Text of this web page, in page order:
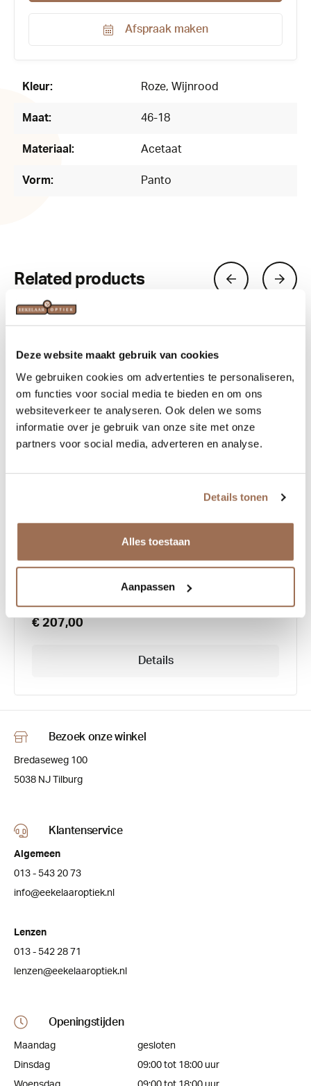
Deze website maakt gebruik van cookies
We gebruiken cookies om advertenties te personaliseren,
om functies voor social media te bieden en om ons
websiteverkeer te analyseren. Ook delen we soms
informatie over je gebruik van onze site met onze
partners voor social media, adverteren en analyse.
Details tonen
Alles toestaan
Aanpassen
Afspraak maken
Kleur:
Roze, Wijnrood
Maat: 46-18
Materiaal: Acetaat
Vorm: Panto
Related products
€ 207,00
Details
Bezoek onze winkel
Bredaseweg 100
5038 NJ Tilburg
Klantenservice
Algemeen
013 - 543 20 73
info@eekelaaroptiek.nl
Lenzen
013 - 542 28 71
lenzen@eekelaaroptiek.nl
Openingstijden
Maandag
gesloten
Dinsdag
09:00 tot 18:00 uur